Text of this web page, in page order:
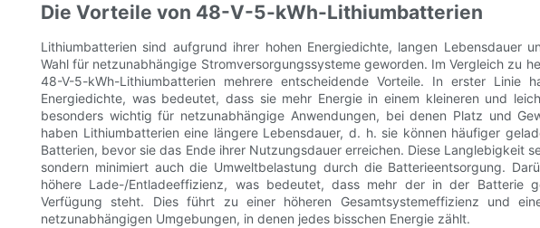
Die Vorteile von 48-V-5-kWh-Lithiumbatterien
Lithiumbatterien sind aufgrund ihrer hohen Energiedichte, langen Lebensdauer
Wahl für netzunabhängige Stromversorgungssysteme geworden. Im Vergleich zu
48-V-5-kWh-Lithiumbatterien mehrere entscheidende Vorteile. In erster Linie
Energiedichte, was bedeutet, dass sie mehr Energie in einem kleineren und
besonders wichtig für netzunabhängige Anwendungen, bei denen Platz und
haben Lithiumbatterien eine längere Lebensdauer, d. h. sie können häufiger
Batterien, bevor sie das Ende ihrer Nutzungsdauer erreichen. Diese Langlebigkeit
sondern minimiert auch die Umweltbelastung durch die Batterieentsorgung.
höhere Lade-/Entladeeffizienz, was bedeutet, dass mehr der in der Batterie
Verfügung steht. Dies führt zu einer höheren Gesamtsystemeffizienz und
netzunabhängigen Umgebungen, in denen jedes bisschen Energie zählt.